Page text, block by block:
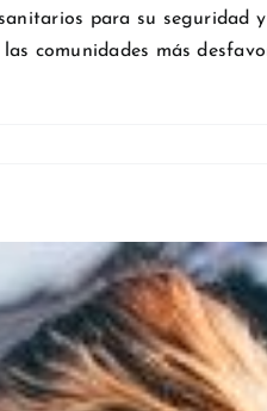
para su seguridad
comunidades más